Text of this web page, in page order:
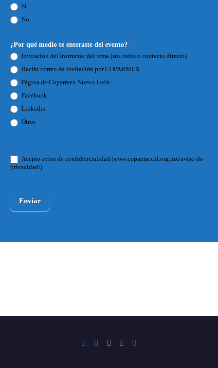
Sí
No
¿Por qué medio te enteraste del evento? *
Invitación del Instructor del tema (sus redes o contacto directo)
Recibí correo de invitación por COPARMEX
Página de Coparmex Nuevo León
Facebook
Linkedin
Otros
*
Acepto aviso de confidencialidad (www.coparmexnl.org.mx/aviso-de-
privacidad/)
Enviar